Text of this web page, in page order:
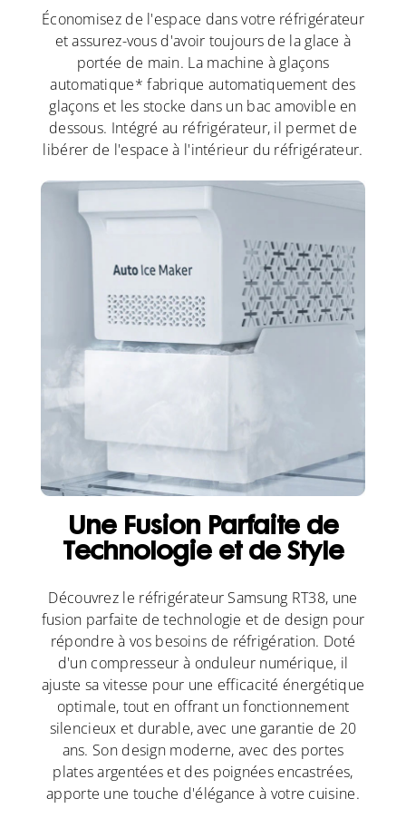
Économisez de l'espace dans votre réfrigérateur
et assurez-vous d'avoir toujours de la glace à
portée de main. La machine à glaçons
automatique* fabrique automatiquement des
glaçons et les stocke dans un bac amovible en
dessous. Intégré au réfrigérateur, il permet de
libérer de l'espace à l'intérieur du réfrigérateur.
Une Fusion Parfaite de
Technologie et de Style
Découvrez le réfrigérateur Samsung RT38, une
fusion parfaite de technologie et de design pour
répondre à vos besoins de réfrigération. Doté
d'un compresseur à onduleur numérique, il
ajuste sa vitesse pour une efficacité énergétique
optimale, tout en offrant un fonctionnement
silencieux et durable, avec une garantie de 20
ans. Son design moderne, avec des portes
plates argentées et des poignées encastrées,
apporte une touche d'élégance à votre cuisine.